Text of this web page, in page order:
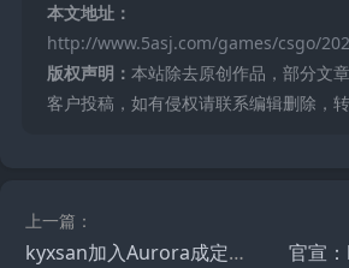
本文地址：
http://www.5asj.com/games/csgo/
版权声明： 本站除去原创作品，部分文
客户投稿，如有侵权请联系编辑删除，
上一篇：
kyxsan加入Aurora成定局，参加北马其顿本地线下赛事并成功夺冠